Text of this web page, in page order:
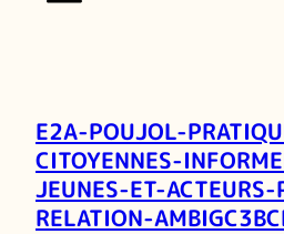
E2A-POUJOL-
CITOYENNES-
JEUNES-ET-
RELATION-